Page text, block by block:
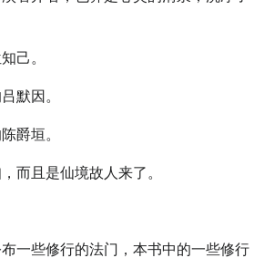
己。
默因。
爵垣。
而且是仙境故人来了。
一些修行的法门，本书中的一些修行